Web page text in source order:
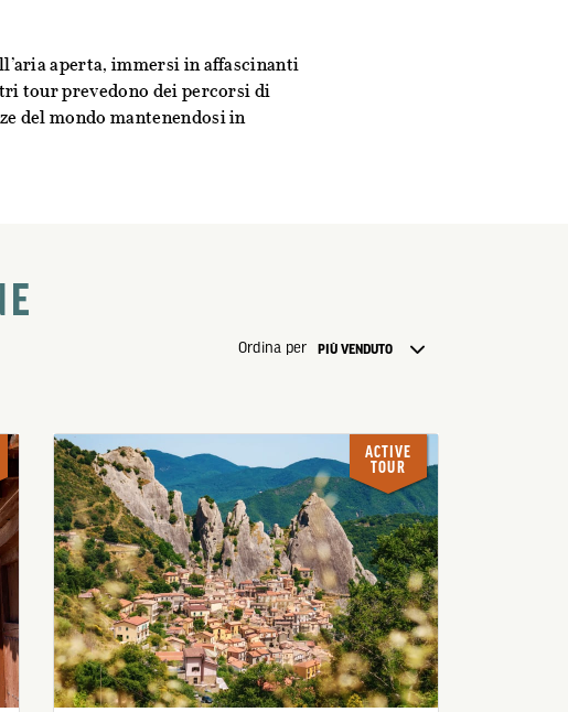
aperta, immersi in affascinanti
tour prevedono dei percorsi di
del mondo mantenendosi in
Ordina per PIÙ VENDUTO
ACTIVE
TOUR